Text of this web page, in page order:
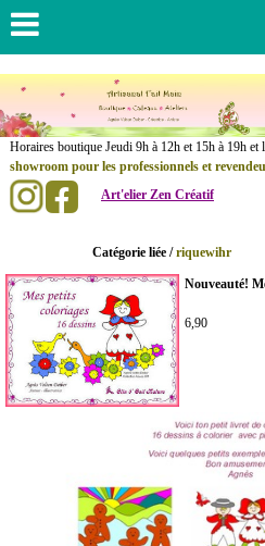
Horaires boutique Jeudi 9h à 12h et 15h à
showroom pour les professionnels et
Art'elier Zen Créatif
Catégorie liée /riquewihr
Nouveauté!
6,90